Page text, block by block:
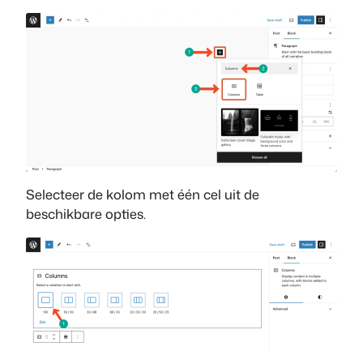
Selecteer de kolom met één cel uit de
beschikbare opties.